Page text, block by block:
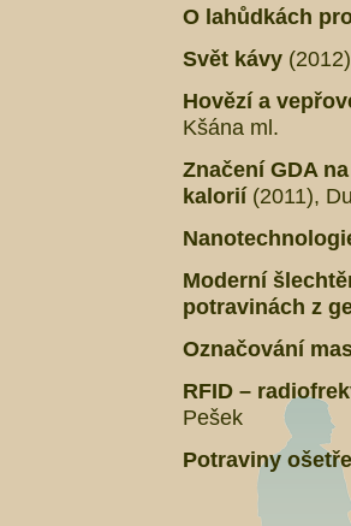
O lahůdkách
Svět kávy
Hovězí a
Kšána ml.
Značení GDA
kalorií(2011),
Moderní
potravinách z
Označování
RFID –
Pešek
Potraviny